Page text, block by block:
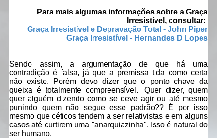
Para mais algumas informações sobre a Graça
Irresistível, consultar:
Graça Irresistível e Depravação Total - John Piper
Graça Irresistível - Hernandes D Lopes
Sendo assim, a argumentação de que há uma
contradição é falsa, já que a premissa tida como certa
não existe. Porém devo dizer que o ponto chave da
queixa é totalmente compreensível.. Quer dizer, quem
quer alguém dizendo como se deve agir ou até mesmo
punindo quem não segue esse padrão?? É por isso
mesmo que céticos tendem a ser relativistas e em alguns
casos até curtirem uma "anarquiazinha". Isso é natural do
ser humano.